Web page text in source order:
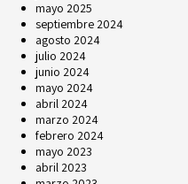
mayo 2025
septiembre 2024
agosto 2024
julio 2024
junio 2024
mayo 2024
abril 2024
marzo 2024
febrero 2024
mayo 2023
abril 2023